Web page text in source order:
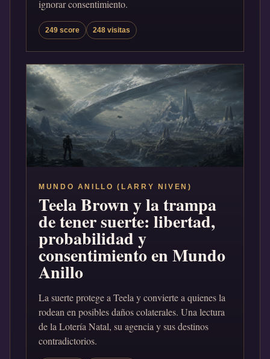
ignorar consentimiento.
249 score 248 visitas
MUNDO ANILLO (LARRY NIVEN)
Teela Brown y la trampa
de tener suerte: libertad,
probabilidad y
consentimiento en Mundo
Anillo
La suerte protege a Teela y convierte a quienes la
rodean en posibles daños colaterales. Una lectura
de la Lotería Natal, su agencia y sus destinos
contradictorios.